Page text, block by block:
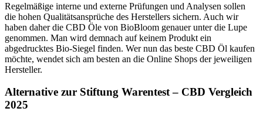
Regelmäßige interne und externe Prüfungen und Analysen sollen
die hohen Qualitätsansprüche des Herstellers sichern. Auch wir
haben daher die CBD Öle von BioBloom genauer unter die Lupe
genommen. Man wird demnach auf keinem Produkt ein
abgedrucktes Bio-Siegel finden. Wer nun das beste CBD Öl kaufen
möchte, wendet sich am besten an die Online Shops der jeweiligen
Hersteller.
Alternative zur Stiftung Warentest – CBD Vergleich
2025